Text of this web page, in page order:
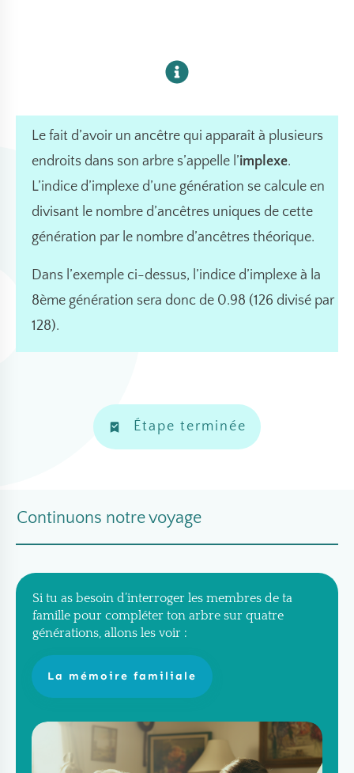
Le fait d’avoir un ancêtre qui apparaît à plusieurs
endroits dans son arbre s’appelle l’implexe.
L’indice d’implexe d’une génération se calcule en
divisant le nombre d’ancêtres uniques de cette
génération par le nombre d’ancêtres théorique.
Dans l’exemple ci-dessus, l’indice d’implexe à la
8ème génération sera donc de 0.98 (126 divisé par
128).
Étape terminée
Continuons notre voyage
Si tu as besoin d’interroger les membres de ta
famille pour compléter ton arbre sur quatre
générations, allons les voir :
La mémoire familiale